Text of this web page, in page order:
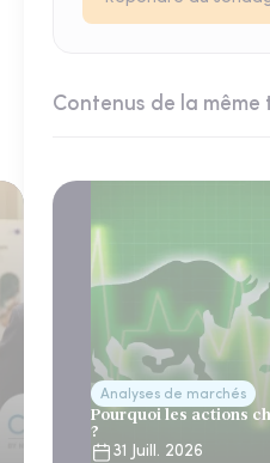
Contenus de la même
Analyses de marchés
Pourquoi les actions
?
31 Juill. 2026